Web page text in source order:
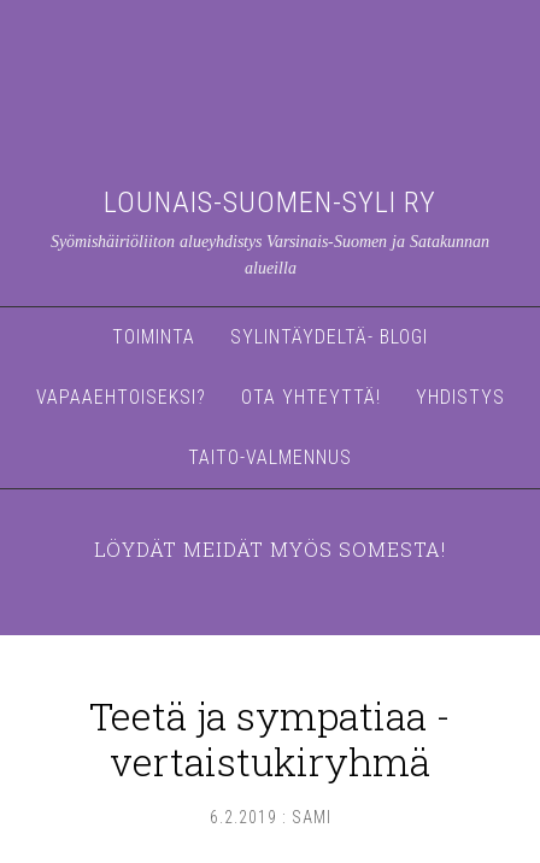
LOUNAIS-SUOMEN-SYLI RY
Syömishäiriöliiton alueyhdistys Varsinais-Suomen ja Satakunnan
alueilla
TOIMINTA SYLINTÄYDELTÄ- BLOGI
VAPAAEHTOISEKSI? OTA YHTEYTTÄ! YHDISTYS
TAITO-VALMENNUS
LÖYDÄT MEIDÄT MYÖS SOMESTA!
Teetä ja sympatiaa -
vertaistukiryhmä
6.2.2019 : SAMI